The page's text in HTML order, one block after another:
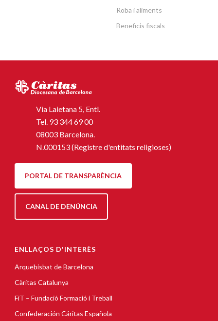
Roba i aliments
Beneficis fiscals
Via Laietana 5, Entl.
Tel. 93 344 69 00
08003 Barcelona.
N.000153 (Registre d'entitats religioses)
PORTAL DE TRANSPARÈNCIA
CANAL DE DENÚNCIA
ENLLAÇOS D'INTERÈS
Arquebisbat de Barcelona
Càritas Catalunya
FiT – Fundació Formació i Treball
Confederación Cáritas Española